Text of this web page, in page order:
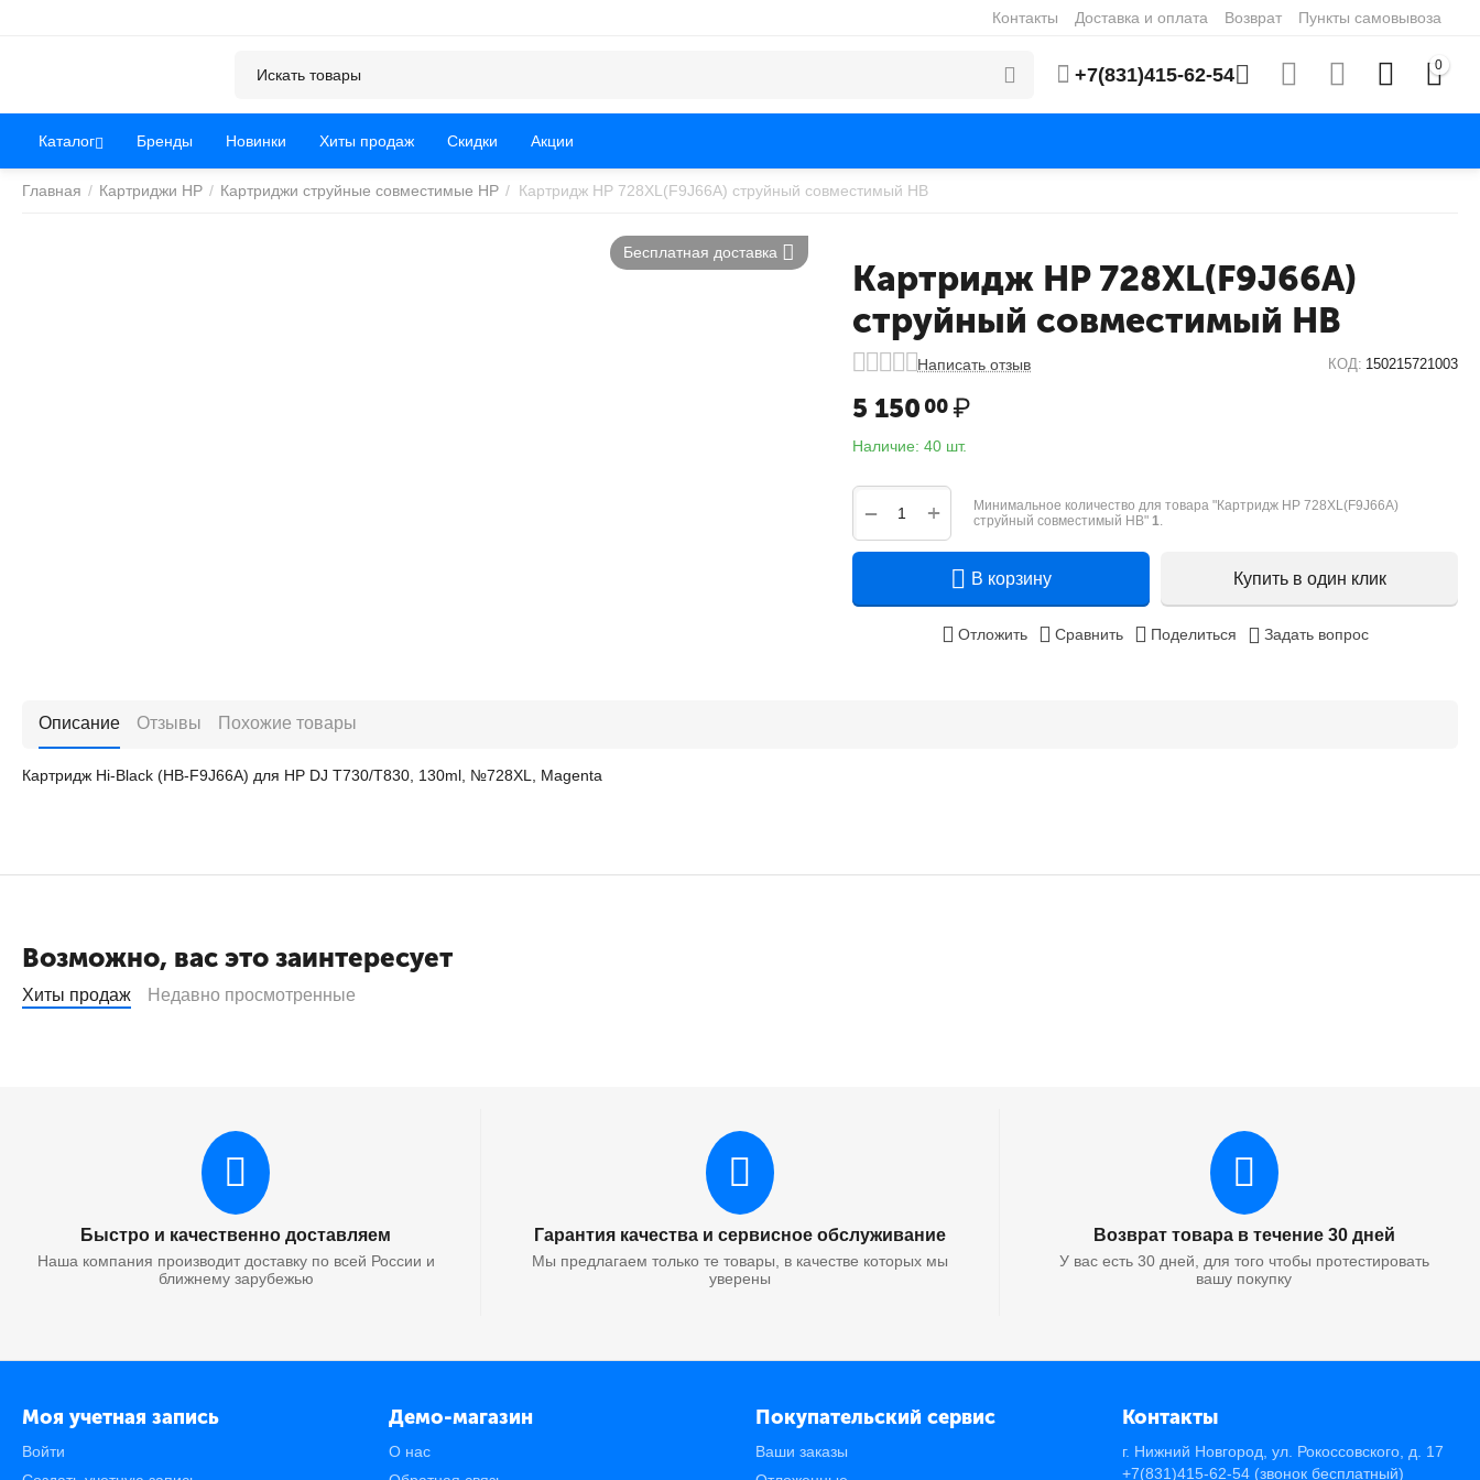
Контакты Доставка и оплата Возврат Пункты самовывоза
+7(831)415-62-54 0
Каталог Бренды Новинки Хиты продаж Скидки Акции
Главная / Картриджи HP / Картриджи струйные совместимые HP / Картридж HP 728XL(F9J66A) струйный совместимый HB
Картридж HP 728XL(F9J66A)
струйный совместимый HB
Написать отзыв КОД: 150215721003
5 150 00₽
Наличие: 40 шт.
+
−
Минимальное количество для товара "Картридж HP 728XL(F9J66A)
струйный совместимый HB" 1.
В корзину Купить в один клик
Отложить Сравнить Поделиться Задать вопрос
Описание Отзывы Похожие товары
Картридж Hi-Black (HB-F9J66A) для HP DJ T730/T830, 130ml, №728XL, Magenta
Возможно, вас это заинтересует
Хиты продаж Недавно просмотренные
Быстро и качественно доставляем
Наша компания производит доставку по всей России и
ближнему зарубежью
Гарантия качества и сервисное обслуживание
Мы предлагаем только те товары, в качестве которых мы
уверены
Возврат товара в течение 30 дней
У вас есть 30 дней, для того чтобы протестировать
вашу покупку
Моя учетная запись
Войти
Демо-магазин
О нас
Покупательский сервис
Ваши заказы
Контакты
г. Нижний Новгород, ул. Рокоссовского, д. 17
+7(831)415-62-54(звонок бесплатный)